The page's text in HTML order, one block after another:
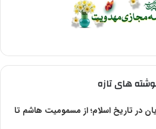
های تازه
در تاریخ اسلام؛ از مسمومیت هاشم تا